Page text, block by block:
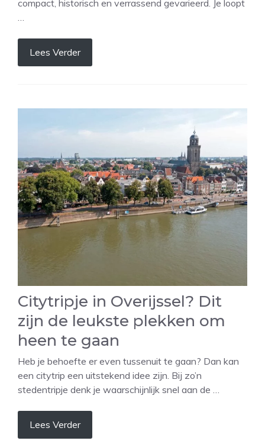
compact, historisch en verrassend gevarieerd. Je loopt
Lees Verder
Citytripje in Overijssel? Dit
zijn de leukste plekken om
heen te gaan
Heb je behoefte er even tussenuit te gaan? Dan kan
een citytrip een uitstekend idee zijn. Bij zo’n
stedentripje denk je waarschijnlijk snel aan de …
Lees Verder